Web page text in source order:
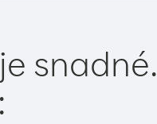
snadné.